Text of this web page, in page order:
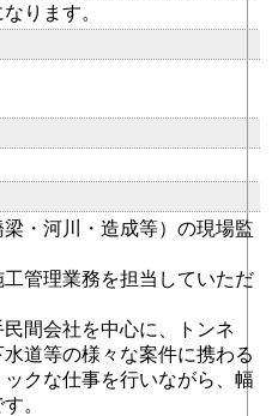
ります。
・河川・造成等）の現場監
管理業務を担当していただ
間会社を中心に、トンネ
道等の様々な案件に携わる
クな仕事を行いながら、幅
。